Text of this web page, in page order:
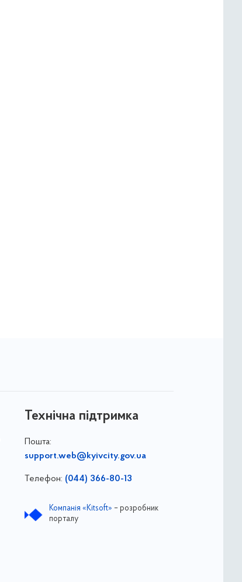
Технічна підтримка
Пошта:
support.web@kyivcity.gov.ua
Телефон: (044) 366-80-13
Компанія «Kitsoft» – розробник
порталу